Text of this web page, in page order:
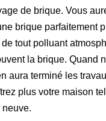
de brique. Vous
brique parfaitement
tout polluant
la brique. Quand
aura terminé les
plus votre maison
neuve.